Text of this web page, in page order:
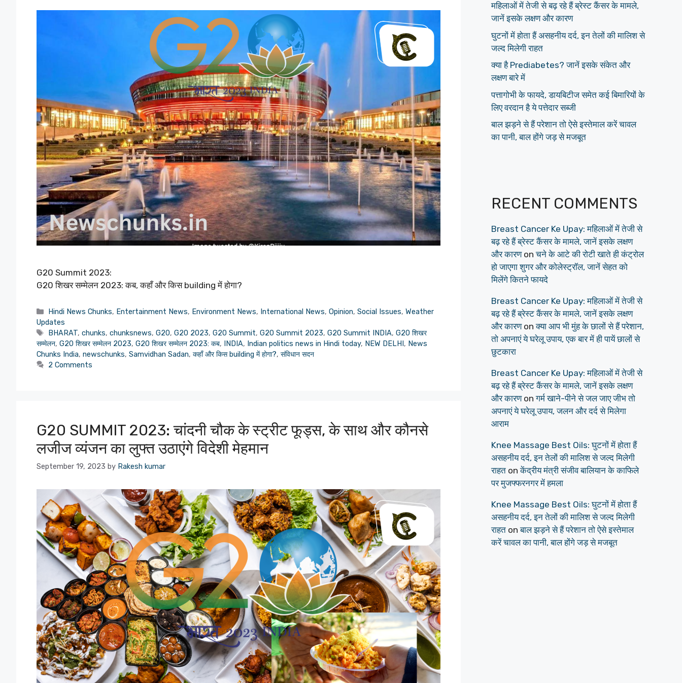
G20 Summit 2023:
G20 शिखर सम्मेलन 2023: कब, कहाँ और किस building में होगा?
Categories
Hindi News Chunks, Entertainment News, Environment News, International News,Opinion,Social Issues,Weather
Updates
Tags
BHARAT,chunks,chunksnews,G20,G20 2023,G20 Summit,G20 Summit 2023,G20 Summit INDIA,G20 शिखर
सम्मेलन, G20 शिखर सम्मेलन 2023, G20 शिखर सम्मेलन 2023: कब, INDIA, Indian politics news in Hindi today, NEW DELHI, News
Chunks India, newschunks, Samvidhan Sadan, कहाँ और किस building में होगा?, संविधान सदन
2 Comments
G20 SUMMIT 2023: चांदनी चौक के स्ट्रीट फूड्स, के साथ और कौनसे
लजीज व्यंजन का लुफ्त उठाएंगे विदेशी मेहमान
September 19, 2023 by Rakesh kumar
महिलाओं में तेजी से बढ़ रहे हैं ब्रेस्ट कैंसर के मामले,
जानें इसके लक्षण और कारण
घुटनों में होता हैं असहनीय दर्द, इन तेलों की मालिश से
जल्द मिलेगी राहत
क्या है Prediabetes? जानें इसके संकेत और
लक्षण बारे में
पत्तागोभी के फायदे, डायबिटीज समेत कई बिमारियों के
लिए वरदान है ये पत्तेदार सब्जी
बाल झड़ने से हैं परेशान तो ऐसे इस्तेमाल करें चावल
का पानी, बाल होंगे जड़ से मजबूत
RECENT COMMENTS
Breast Cancer Ke Upay: महिलाओं में तेजी से
बढ़ रहे हैं ब्रेस्ट कैंसर के मामले, जानें इसके लक्षण
और कारणonचने के आटे की रोटी खाते ही कंट्रोल
हो जाएगा शुगर और कोलेस्ट्रॉल, जानें सेहत को
मिलेंगे कितने फायदे
Breast Cancer Ke Upay: महिलाओं में तेजी से
बढ़ रहे हैं ब्रेस्ट कैंसर के मामले, जानें इसके लक्षण
और कारणonक्या आप भी मुंह के छालों से हैं परेशान,
तो अपनाएं ये घरेलू उपाय, एक बार में ही पायें छालों से
छुटकारा
Breast Cancer Ke Upay: महिलाओं में तेजी से
बढ़ रहे हैं ब्रेस्ट कैंसर के मामले, जानें इसके लक्षण
और कारणonगर्म खाने-पीने से जल जाए जीभ तो
अपनाएं ये घरेलू उपाय, जलन और दर्द से मिलेगा
आराम
Knee Massage Best Oils: घुटनों में होता हैं
असहनीय दर्द, इन तेलों की मालिश से जल्द मिलेगी
राहत onकेंद्रीय मंत्री संजीव बालियान के काफिले
पर मुजफ्फरनगर में हमला
Knee Massage Best Oils: घुटनों में होता हैं
असहनीय दर्द, इन तेलों की मालिश से जल्द मिलेगी
राहत onबाल झड़ने से हैं परेशान तो ऐसे इस्तेमाल
करें चावल का पानी, बाल होंगे जड़ से मजबूत